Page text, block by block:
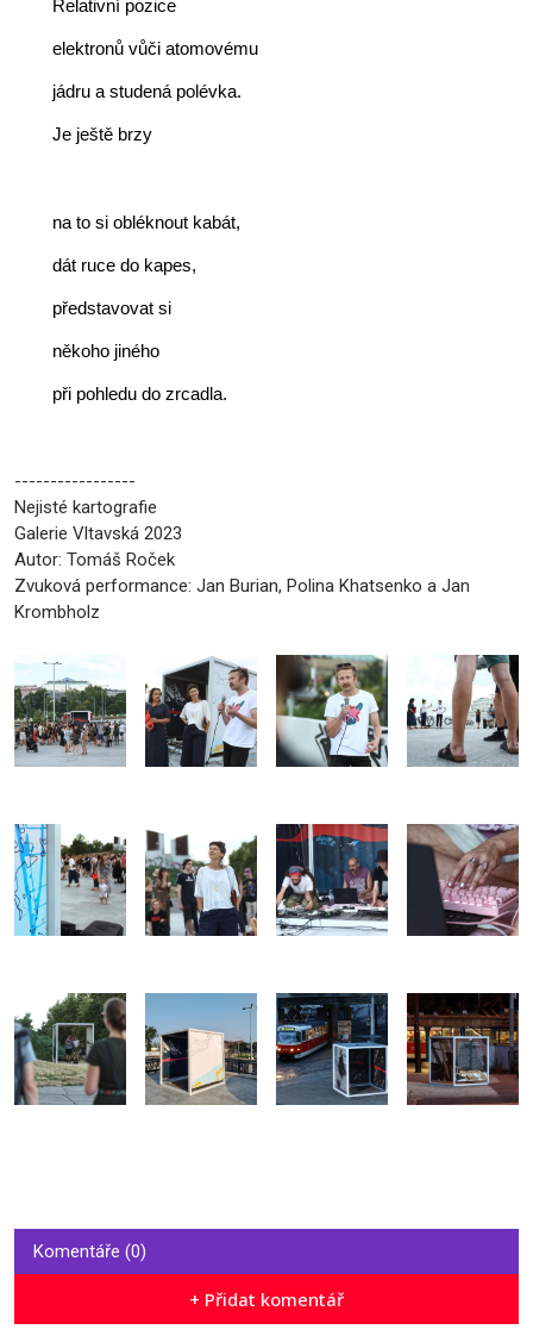
Relativní pozice
elektronů vůči atomovému
jádru a studená polévka.
Je ještě brzy
na to si obléknout kabát,
dát ruce do kapes,
představovat si
někoho jiného
při pohledu do zrcadla.
-----------------
Nejisté kartografie
Galerie Vltavská 2023
Autor: Tomáš Roček
Zvuková performance: Jan Burian, Polina Khatsenko a Jan
Krombholz
Komentáře (0)
+ Přidat komentář